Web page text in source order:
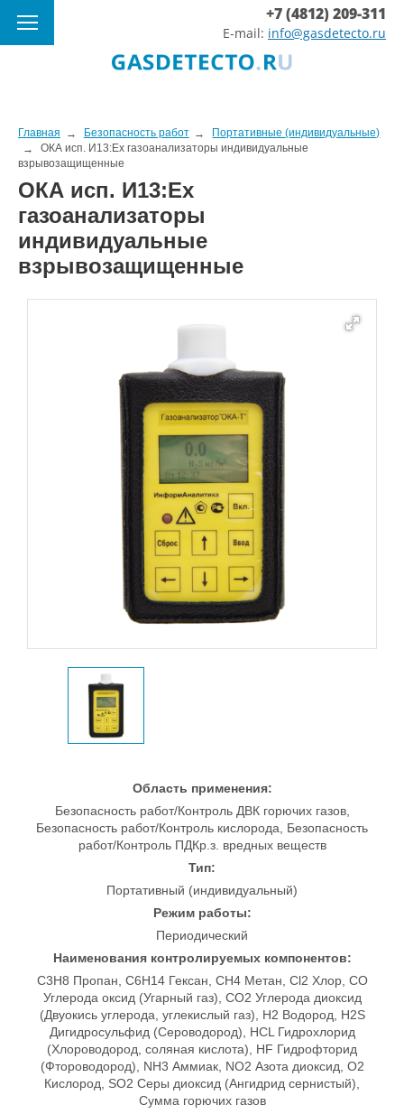
+7 (4812) 209-311
E-mail: info@gasdetecto.ru
Главная Безопасность работ
Портативные (индивидуальные)
ОКА исп. И13:Ex газоанализаторы индивидуальные
взрывозащищенные
ОКА исп. И13:Ex
газоанализаторы
индивидуальные
взрывозащищенные
Область применения:
Безопасность работ/Контроль ДВК горючих газов,
Безопасность работ/Контроль кислорода, Безопасность
работ/Контроль ПДКр.з. вредных веществ
Тип:
Портативный (индивидуальный)
Режим работы:
Периодический
Наименования контролируемых компонентов:
C3H8 Пропан, C6H14 Гексан, CH4 Метан, Cl2 Хлор, CO
Углерода оксид (Угарный газ), CO2 Углерода диоксид
(Двуокись углерода, углекислый газ), H2 Водород, H2S
Дигидросульфид (Сероводород), HCL Гидрохлорид
(Хлороводород, соляная кислота), HF Гидрофторид
(Фтороводород), NH3 Аммиак, NO2 Азота диоксид, O2
Кислород, SO2 Серы диоксид (Ангидрид сернистый),
Сумма горючих газов